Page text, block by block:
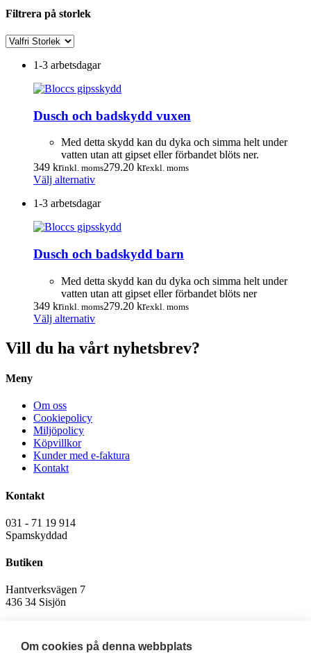
Om cookies på denna webbplats
Filtrera på storlek
1-3 arbetsdagar
Dusch och badskydd vuxen
Med detta skydd kan du dyka och simma helt under
vatten utan att gipset eller förbandet blöts ner.
349 krinkl. moms279.20 krexkl. moms
Välj alternativDen
produkten
flera
De
alternativen
kan
väljas
på
1-3 arbetsdagar
Dusch och badskydd barn
Med detta skydd kan du dyka och simma helt under
vatten utan att gipset eller förbandet blöts ner
349 krinkl. moms279.20 krexkl. moms
Välj alternativDen
produkten
har
på
Vill du ha vårt nyhetsbrev?
Meny
Om oss
Cookiepolicy
Miljöpolicy
Köpvillkor
Kunder med e-faktura
Kontakt
Kontakt
031 - 71 19 914
Spamskyddad
Butiken
Hantverksvägen 7
436 34 Sisjön
Lördag 10:00 - 15:00